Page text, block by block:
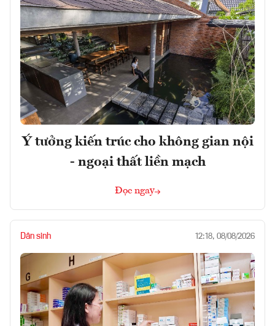
Ý tưởng kiến trúc cho không gian nội
- ngoại thất liền mạch
Đọc ngay
Dân sinh 12:18, 08/08/2026